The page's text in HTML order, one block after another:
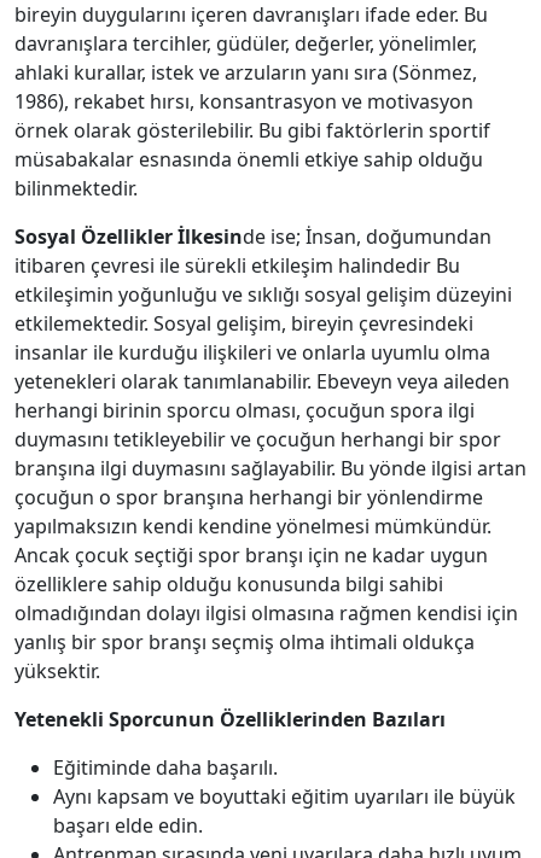
bireyin duygularını içeren davranışları ifade eder. Bu
davranışlara tercihler, güdüler, değerler, yönelimler,
ahlaki kurallar, istek ve arzuların yanı sıra (Sönmez,
1986), rekabet hırsı, konsantrasyon ve motivasyon
örnek olarak gösterilebilir. Bu gibi faktörlerin sportif
müsabakalar esnasında önemli etkiye sahip olduğu
bilinmektedir.
Sosyal Özellikler İlkesinde ise; İnsan, doğumundan
itibaren çevresi ile sürekli etkileşim halindedir Bu
etkileşimin yoğunluğu ve sıklığı sosyal gelişim düzeyini
etkilemektedir. Sosyal gelişim, bireyin çevresindeki
insanlar ile kurduğu ilişkileri ve onlarla uyumlu olma
yetenekleri olarak tanımlanabilir. Ebeveyn veya aileden
herhangi birinin sporcu olması, çocuğun spora ilgi
duymasını tetikleyebilir ve çocuğun herhangi bir spor
branşına ilgi duymasını sağlayabilir. Bu yönde ilgisi artan
çocuğun o spor branşına herhangi bir yönlendirme
yapılmaksızın kendi kendine yönelmesi mümkündür.
Ancak çocuk seçtiği spor branşı için ne kadar uygun
özelliklere sahip olduğu konusunda bilgi sahibi
olmadığından dolayı ilgisi olmasına rağmen kendisi için
yanlış bir spor branşı seçmiş olma ihtimali oldukça
yüksektir.
Yetenekli Sporcunun Özelliklerinden Bazıları
Eğitiminde daha başarılı.
Aynı kapsam ve boyuttaki eğitim uyarıları ile büyük
başarı elde edin.